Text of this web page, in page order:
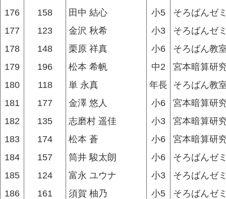
176
158 田中 結心 小5
そろばんゼ
177
123 金沢 秋希 小3
そろばんゼ
178
148 栗原 祥真 小6
そろばん教
179
196 松本 希帆 中2
宮本暗算研
180
118 単 永真 年長 そろばん教
181
177 金澤 悠人 小6
宮本暗算研
182
135 志磨村 遥佳 小3
宮本暗算研
183
174 松本 蒼 小6
宮本暗算研
184
157 筒井 駿太朗 小6
そろばんゼ
185
124 富永 ユウナ 小3
そろばんゼ
186
161 須賀 柚乃 小5
そろばんゼ